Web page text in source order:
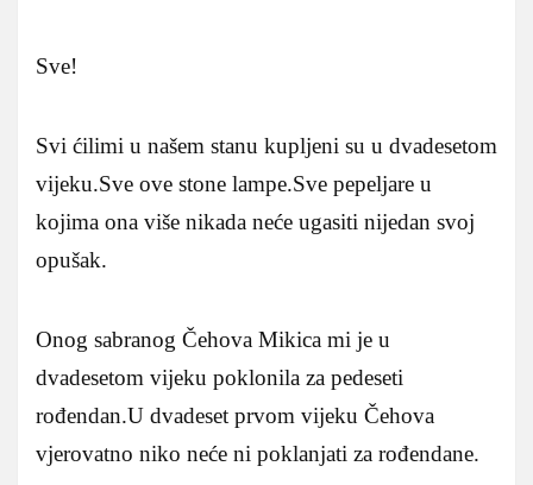
Sve!
Svi ćilimi u našem stanu kupljeni su u dvadesetom
vijeku.Sve ove stone lampe.Sve pepeljare u
kojima ona više nikada neće ugasiti nijedan svoj
opušak.
Onog sabranog Čehova Mikica mi je u
dvadesetom vijeku poklonila za pedeseti
rođendan.U dvadeset prvom vijeku Čehova
vjerovatno niko neće ni poklanjati za rođendane.